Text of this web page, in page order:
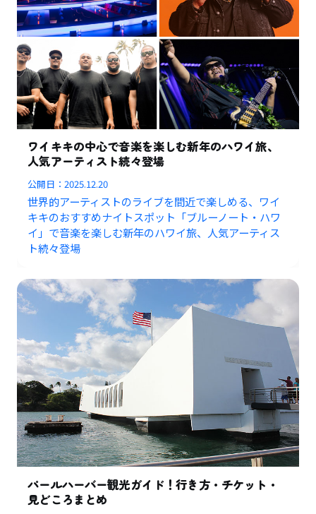
ワイキキの中心で音楽を楽しむ新年のハワイ旅、
人気アーティスト続々登場
公開日：2025.12.20
世界的アーティストのライブを間近で楽しめる、ワイ
キキのおすすめナイトスポット「ブルーノート・ハワ
イ」で音楽を楽しむ新年のハワイ旅、人気アーティス
ト続々登場
パールハーバー観光ガイド！行き方・チケット・
見どころまとめ